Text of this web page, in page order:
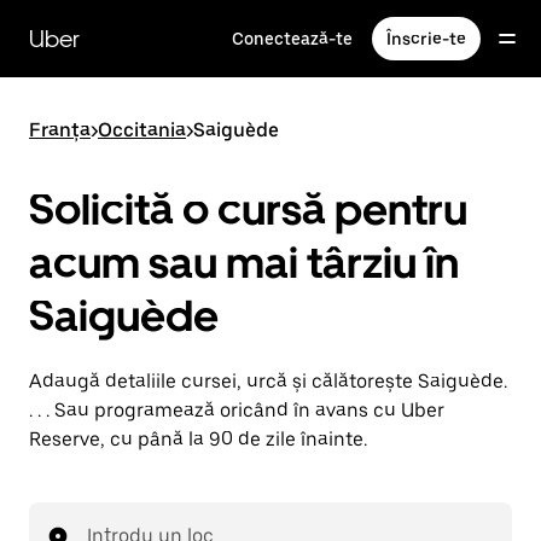
direct
conținutul
principal
Uber Conectează-te Înscrie-te
Franța>Occitania>Saiguède
Solicită o cursă pentru
acum sau mai târziu în
Saiguède
Adaugă detaliile cursei, urcă și călătorește Saiguède.
. . . Sau programează oricând în avans cu Uber
Reserve, cu până la 90 de zile înainte.
Introdu un loc